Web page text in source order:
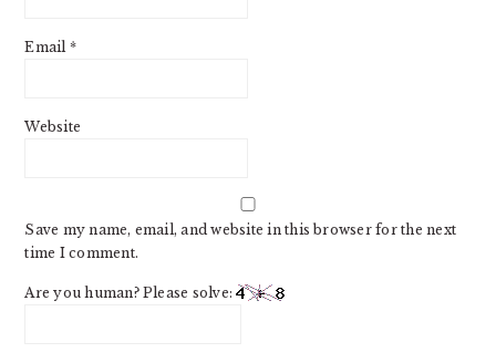
Email *
Website
Save my name, email, and website in this browser for the next
time I comment.
Are you human? Please solve: